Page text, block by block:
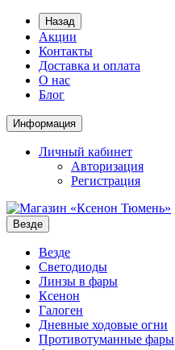
Назад
Акции
Контакты
Доставка и оплата
О нас
Блог
Информация
Личный кабинет
Авторизация
Регистрация
Везде
Везде
Светодиоды
Линзы в фары
Ксенон
Галоген
Дневные ходовые огни
Противотуманные фары